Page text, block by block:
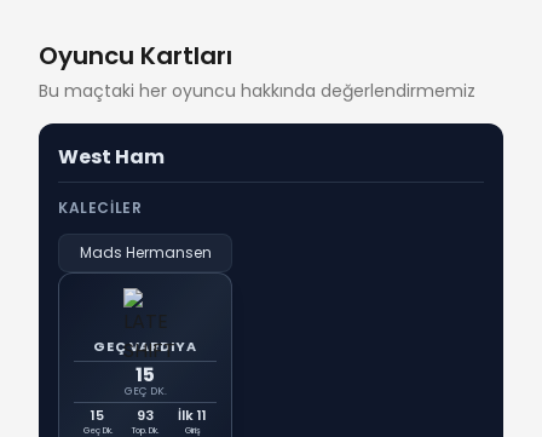
Oyuncu Kartları
Bu maçtaki her oyuncu hakkında değerlendirmemiz
West Ham
KALECILER
Mads Hermansen
GEÇ VARDIYA
15
GEÇ DK.
15
Geç Dk.
93
Top. Dk.
İlk 11
Giriş